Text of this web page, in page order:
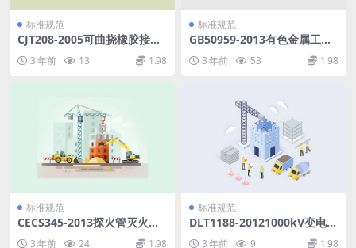
标准规范
CJT208-2005可曲挠橡胶接头.
3 年前 13 1.98
标准规范
GB50959-2013有色金属工程
3 年前 53 1.98
标准规范
CECS345-2013探火管灭火装
3 年前 24 1.98
标准规范
DLT1188-20121000kV变电站
3 年前 9 1.98